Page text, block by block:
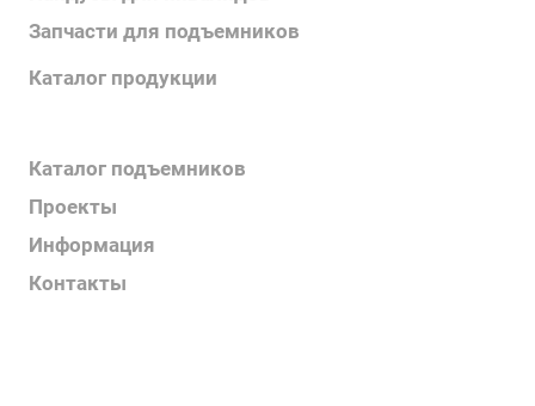
Запчасти для подъемников
Каталог продукции
Каталог подъемников
Проекты
Информация
Контакты